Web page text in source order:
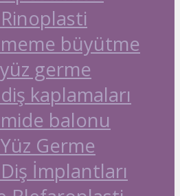
büyütme
germe
kaplamaları
balonu
Germe
İmplantları